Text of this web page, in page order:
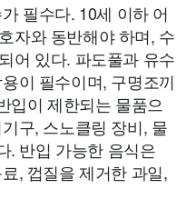
필수다. 10세 이하 어
자와 동반해야 하며, 수
어 있다. 파도풀과 유수
이 필수이며, 구명조끼
입이 제한되는 물품으
구, 스노클링 장비, 물
. 반입 가능한 음식은
, 껍질을 제거한 과일,